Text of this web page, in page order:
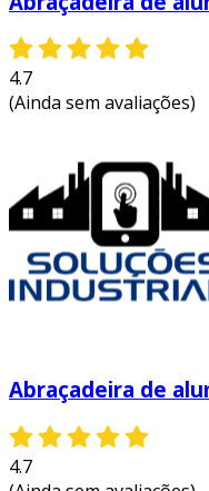
4.7
(Ainda sem avaliações)
Abraçadeira de
4.7